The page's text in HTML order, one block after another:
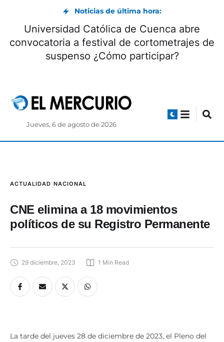
Noticias de última hora:
Alcalde de Sígsig acudirá a Asamblea para
justificar su patrimonio
Jueves, 6 de agosto de 2026
políticos de su Registro Permanente
29 diciembre, 2023 1 Min Read
Consejo Nacional Electoral (CNE) aprobó la cancelación de